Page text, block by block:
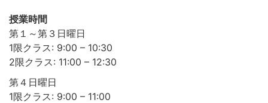
授業時間
第１～第３日曜日
1限クラス: 9:00 – 10:30
2限クラス: 11:00 – 12:30
第４日曜日
1限クラス: 9:00 – 11:00